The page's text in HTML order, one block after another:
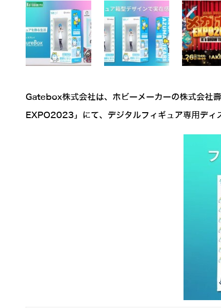
Gatebox株式会社は、ホビーメーカーの株式会社
EXPO2023」にて、デジタルフィギュア専用デ